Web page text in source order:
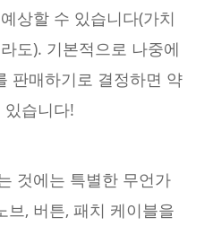
상할 수 있습니다(가치
도). 기본적으로 나중에
판매하기로 결정하면 약
습니다!
것에는 특별한 무언가
브, 버튼, 패치 케이블을